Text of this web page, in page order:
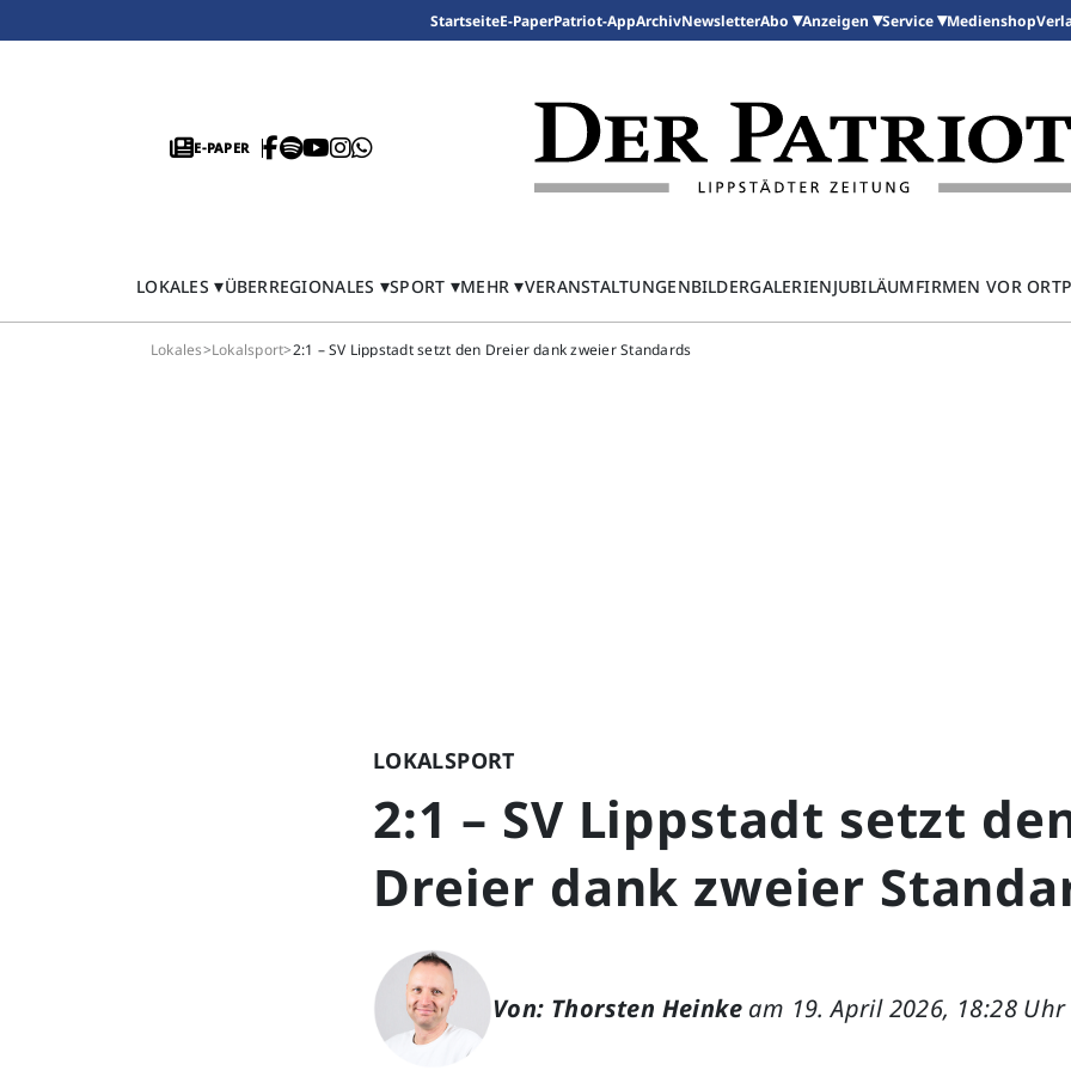
StartseiteE-PaperPatriot-AppArchivNewsletterAbo Anzeigen Service Medienshop
E-PAPER
LOKALES ÜBERREGIONALES SPORT MEHR VERANSTALTUNGENBILDERGALERIENJUBILÄUMFIRMEN VOR ORT
Lokales>Lokalsport>2:1 – SV Lippstadt setzt den Dreier dank zweier Standards
LOKALSPORT
2:1 – SV Lippstadt setzt
Dreier dank zweier
Von: Thorsten Heinke am 19. April 2026, 18:28 Uhr